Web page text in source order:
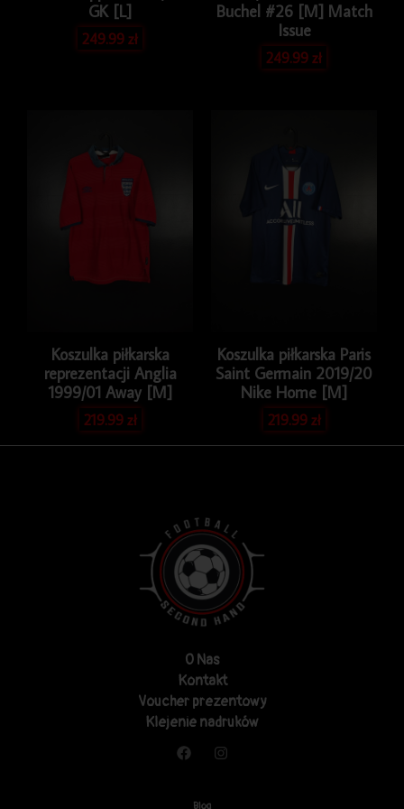
GK [L]
249.99zł
Buchel #26 [M] Match
Issue
249.99zł
Koszulka piłkarska
reprezentacji Anglia
1999/01 Away [M]
219.99zł
Koszulka piłkarska Paris
Saint Germain 2019/20
Nike Home [M]
219.99zł
O Nas
Kontakt
Voucher prezentowy
Klejenie nadruków
Blog